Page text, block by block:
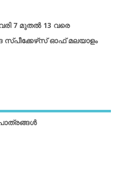
7 മുതല്‍ 13 വരെ
സ്പീക്കേഴ്‌സ് ഓഫ് മലയാളം